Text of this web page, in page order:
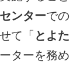
ンターでの
て「 とよた
ターを務め